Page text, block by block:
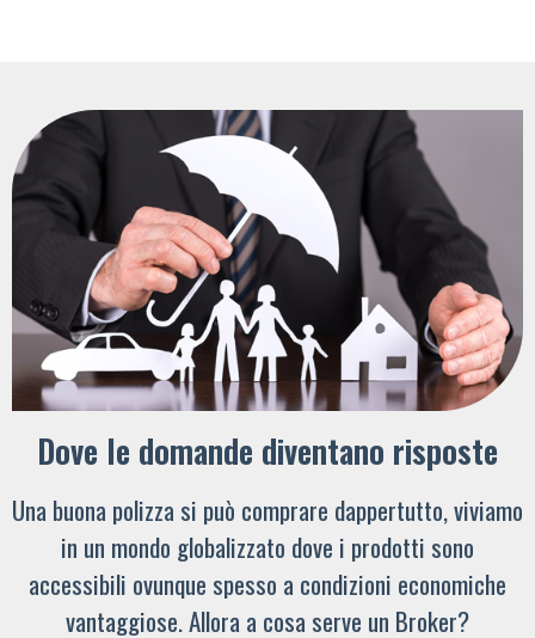
Dove le domande diventano risposte
Una buona polizza si può comprare dappertutto, viviamo
in un mondo globalizzato dove i prodotti sono
accessibili ovunque spesso a condizioni economiche
vantaggiose. Allora a cosa serve un Broker?